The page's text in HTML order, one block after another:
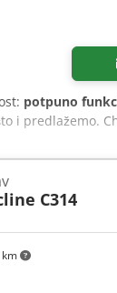
potpuno
i predlažemo.
C314